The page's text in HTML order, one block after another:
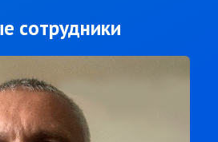
сотрудники